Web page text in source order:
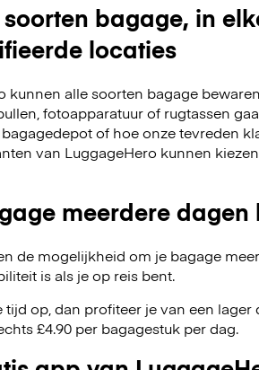
bagage, in
locaties
kunnen alle soorten bagage
fotoapparatuur of rugtassen
of hoe onze tevreden
van LuggageHero kunnen
meerdere dagen
de mogelijkheid om je bagage
is als je op reis bent.
op, dan profiteer je van een
£4.90 per bagagestuk per dag.